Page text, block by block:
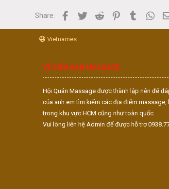
Share: Facebook
Twitter Reddit PinterestTumblr
Vietnames
VỀ DIỄN ĐÀN MASSAGE
Hội Quán Massage được thành lập nên để
của anh em tìm kiếm các địa điểm massage,
trong khu vực HCM cũng như toàn quốc.
Vui lòng liên hệ Admin để được hỗ trợ